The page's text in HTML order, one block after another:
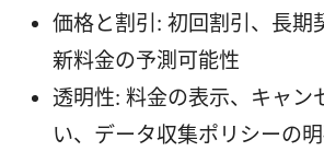
価格と割引: 初回割引、長期
新料金の予測可能性
透明性: 料金の表示、キャン
い、データ収集ポリシーの